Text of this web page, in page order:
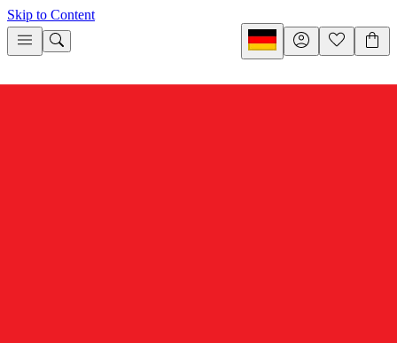
Skip to Content